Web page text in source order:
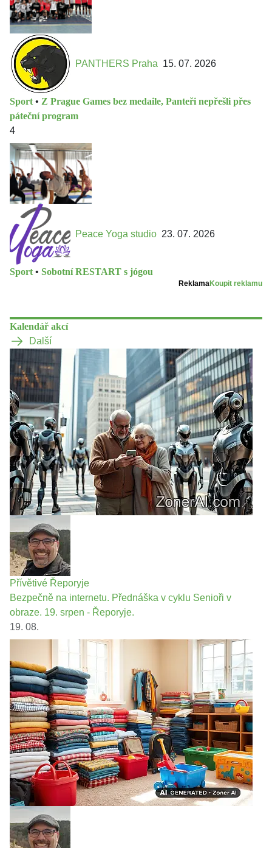
PANTHERS Praha 15. 07. 2026
Sport • Z Prague Games bez medaile, Panteři nepřešli přes
páteční program
4
Peace Yoga studio 23. 07. 2026
Sport • Sobotní RESTART s jógou
ReklamaKoupit reklamu
Kalendář akcí
Další
Přívětivé Řeporyje
Bezpečně na internetu. Přednáška v cyklu Senioři v
obraze. 19. srpen - Řeporyje.
19. 08.